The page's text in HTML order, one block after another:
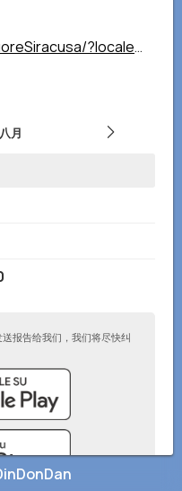
?locale=it_IT
月
报告给我们，我们将尽快纠